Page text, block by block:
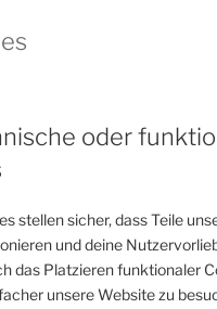
oder
stellen sicher, dass Teile
und deine
das Platzieren funktionaler
unsere Website zu